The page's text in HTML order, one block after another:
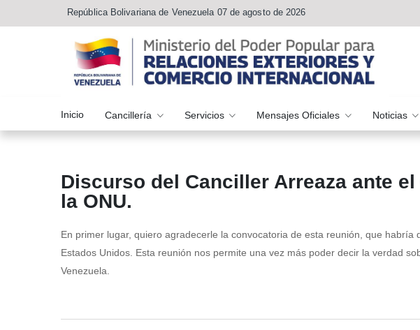
República Bolivariana de Venezuela 07 de agosto de 2026
Inicio Cancillería Servicios Mensajes Oficiales Noticias
Discurso del Canciller Arreaza ante
la ONU.
En primer lugar, quiero agradecerle la convocatoria de esta reunión, que
Estados Unidos. Esta reunión nos permite una vez más poder decir la verdad
Venezuela.